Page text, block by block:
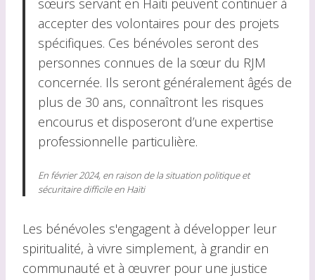
sœurs servant en Haïti peuvent continuer à
accepter des volontaires pour des projets
spécifiques. Ces bénévoles seront des
personnes connues de la sœur du RJM
concernée. Ils seront généralement âgés de
plus de 30 ans, connaîtront les risques
encourus et disposeront d’une expertise
professionnelle particulière.
En février 2024, en raison de la situation politique et
sécuritaire difficile en Haïti
Les bénévoles s'engagent à développer leur
spiritualité, à vivre simplement, à grandir en
communauté et à œuvrer pour une justice